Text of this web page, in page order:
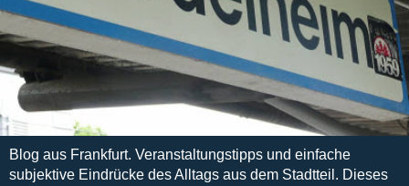
Blog aus Frankfurt. Veranstaltungstipps und einfache
subjektive Eindrücke des Alltags aus dem Stadtteil. Dieses